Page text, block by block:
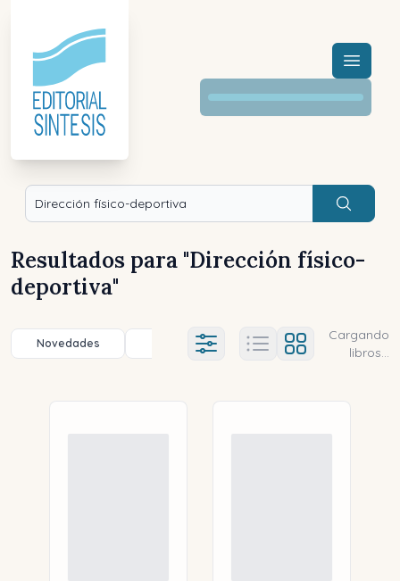
Menú
Buscar
Resultados para "Dirección físico-
deportiva"
Novedades Título (a-z) Título (z-a)
Ajustes abierto
Cargando
libros...